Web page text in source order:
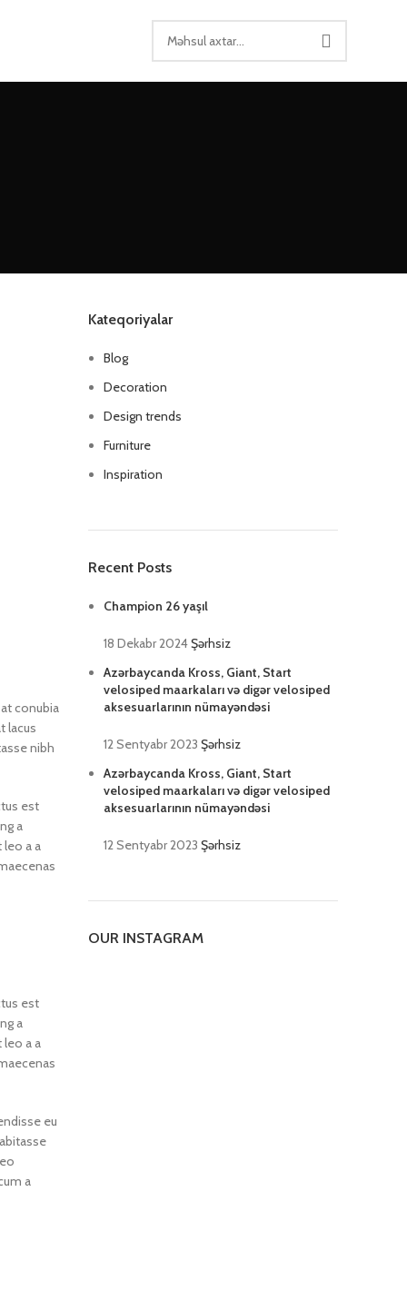
conubia
lacus
nibh
est
a
a a
est
a
a a
eu
a
Kateqoriyalar
Blog
Decoration
Design trends
Furniture
Inspiration
Recent Posts
Champion 26 yaşıl
18 Dekabr 2024Şərhsiz
Azərbaycanda Kross, Giant, Start
velosiped maarkaları və digər velosiped
aksesuarlarının nümayəndəsi
12 Sentyabr 2023 Şərhsiz
Azərbaycanda Kross, Giant, Start
velosiped maarkaları və digər velosiped
aksesuarlarının nümayəndəsi
12 Sentyabr 2023 Şərhsiz
OUR INSTAGRAM